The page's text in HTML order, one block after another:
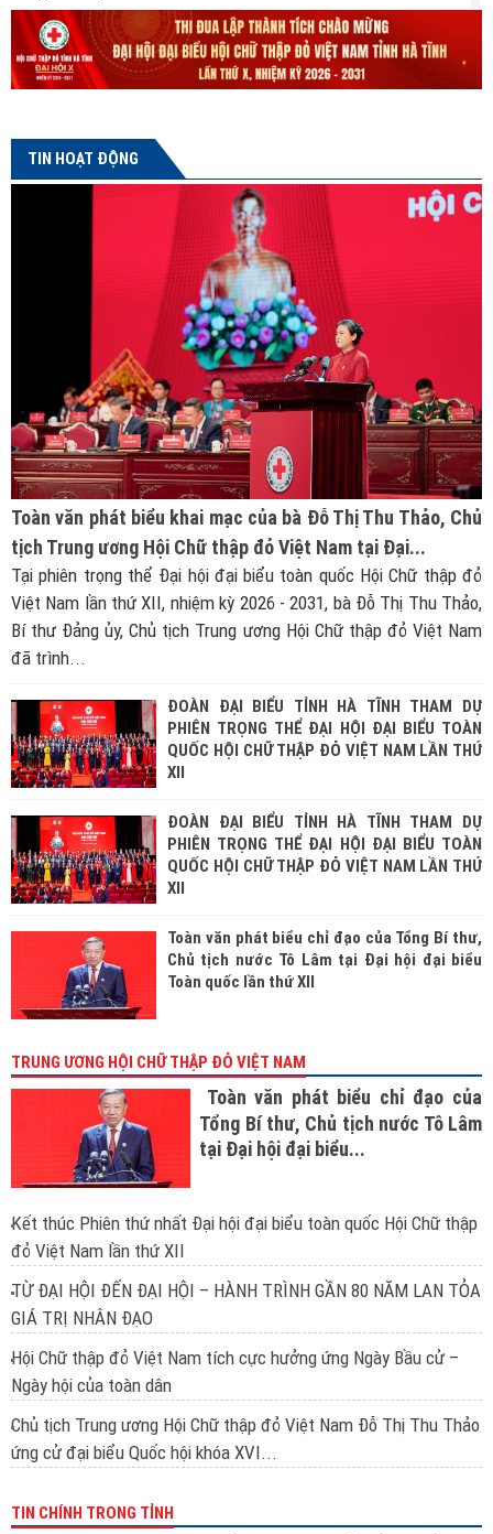
27/07/2026 10:31:00
Lan tỏa nghĩa cử hiến mô, tạng từ Chương trình “Hành trình
Đỏ” lần thứ V tại Hà Tĩnh
TIN HOẠT ĐỘNG
Toàn văn phát biểu khai mạc của bà Đỗ Thị Thu Thảo, Chủ
tịch Trung ương Hội Chữ thập đỏ Việt Nam tại Đại...
Tại phiên trọng thể Đại hội đại biểu toàn quốc Hội Chữ thập đỏ
Việt Nam lần thứ XII, nhiệm kỳ 2026 - 2031, bà Đỗ Thị Thu Thảo,
Bí thư Đảng ủy, Chủ tịch Trung ương Hội Chữ thập đỏ Việt Nam
đã trình...
ĐOÀN ĐẠI BIỂU TỈNH HÀ TĨNH THAM DỰ
PHIÊN TRỌNG THỂ ĐẠI HỘI ĐẠI BIỂU TOÀN
QUỐC HỘI CHỮ THẬP ĐỎ VIỆT NAM LẦN THỨ
XII
ĐOÀN ĐẠI BIỂU TỈNH HÀ TĨNH THAM DỰ
PHIÊN TRỌNG THỂ ĐẠI HỘI ĐẠI BIỂU TOÀN
QUỐC HỘI CHỮ THẬP ĐỎ VIỆT NAM LẦN THỨ
XII
Toàn văn phát biểu chỉ đạo của Tổng Bí thư,
Chủ tịch nước Tô Lâm tại Đại hội đại biểu
Toàn quốc lần thứ XII
TRUNG ƯƠNG HỘI CHỮ THẬP ĐỎ VIỆT NAM
Toàn văn phát biểu chỉ đạo của
Tổng Bí thư, Chủ tịch nước Tô Lâm
tại Đại hội đại biểu...
Kết thúc Phiên thứ nhất Đại hội đại biểu toàn quốc Hội Chữ thập
đỏ Việt Nam lần thứ XII
TỪ ĐẠI HỘI ĐẾN ĐẠI HỘI – HÀNH TRÌNH GẦN 80 NĂM LAN TỎA
GIÁ TRỊ NHÂN ĐẠO
Hội Chữ thập đỏ Việt Nam tích cực hưởng ứng Ngày Bầu cử –
Ngày hội của toàn dân
Chủ tịch Trung ương Hội Chữ thập đỏ Việt Nam Đỗ Thị Thu Thảo
ứng cử đại biểu Quốc hội khóa XVI...
TIN CHÍNH TRONG TỈNH